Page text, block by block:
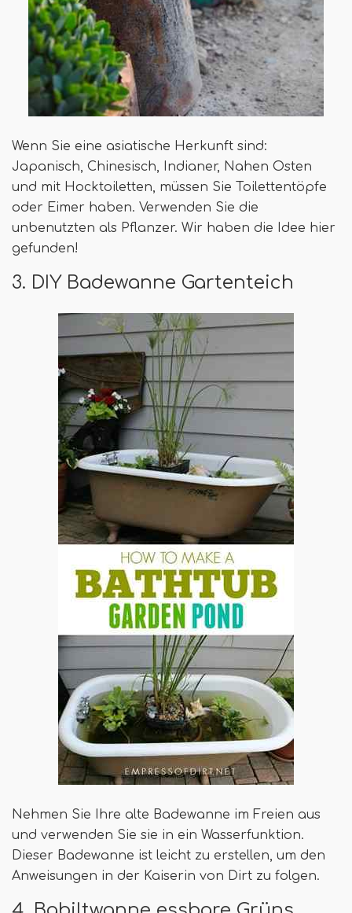
Wenn Sie eine asiatische Herkunft sind:
Japanisch, Chinesisch, Indianer, Nahen Osten
und mit Hocktoiletten, müssen Sie Toilettentöpfe
oder Eimer haben. Verwenden Sie die
unbenutzten als Pflanzer. Wir haben die Idee hier
gefunden!
3. DIY Badewanne Gartenteich
Nehmen Sie Ihre alte Badewanne im Freien aus
und verwenden Sie sie in ein Wasserfunktion.
Dieser Badewanne ist leicht zu erstellen, um den
Anweisungen in der Kaiserin von Dirt zu folgen.